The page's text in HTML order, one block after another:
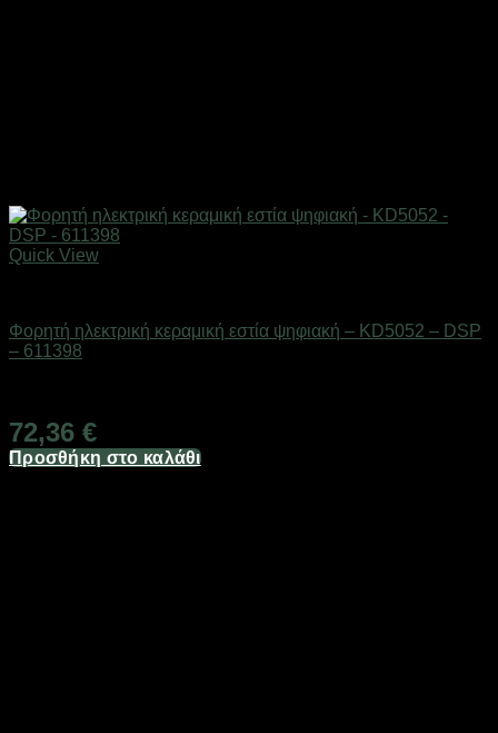
Quick View
Φορητή ηλεκτρική κεραμική εστία ψηφιακή – KD5052 – DSP
– 611398
72,36 €
Προσθήκη στο καλάθι